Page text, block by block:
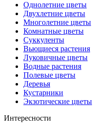
Однолетние цветы
Двухлетние цветы
Многолетние цветы
Комнатные цветы
Суккуленты
Вьющиеся растения
Луковичные цветы
Водные растения
Полевые цветы
Деревья
Кустарники
Экзотические цветы
Интересности